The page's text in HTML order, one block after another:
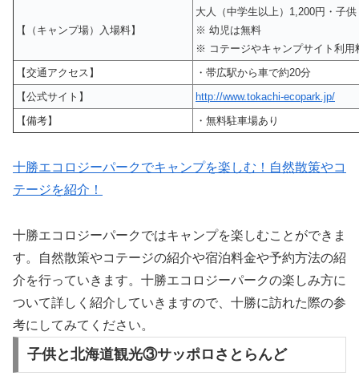
【（キャンプ場）入場料】
大人（中学生以上）1,200円・子
※ 幼児は無料
※ コテージやキャンプサイト利用
【交通アクセス】
・帯広駅から車で約20分
【公式サイト】
http://www.tokachi-ecopark.jp/
【備考】
・無料駐車場あり
十勝エコロジーパークでキャンプを楽しむ！自然散策やコ
テージを紹介！
十勝エコロジーパークではキャンプを楽しむことができま
す。自然散策やコテージの紹介や宿泊料金や予約方法の紹
介を行っていきます。十勝エコロジーパークの楽しみ方に
ついて詳しく紹介していきますので、十勝に訪れた際の参
考にしてみてください。
子供と北海道観光③サッポロさとらんど